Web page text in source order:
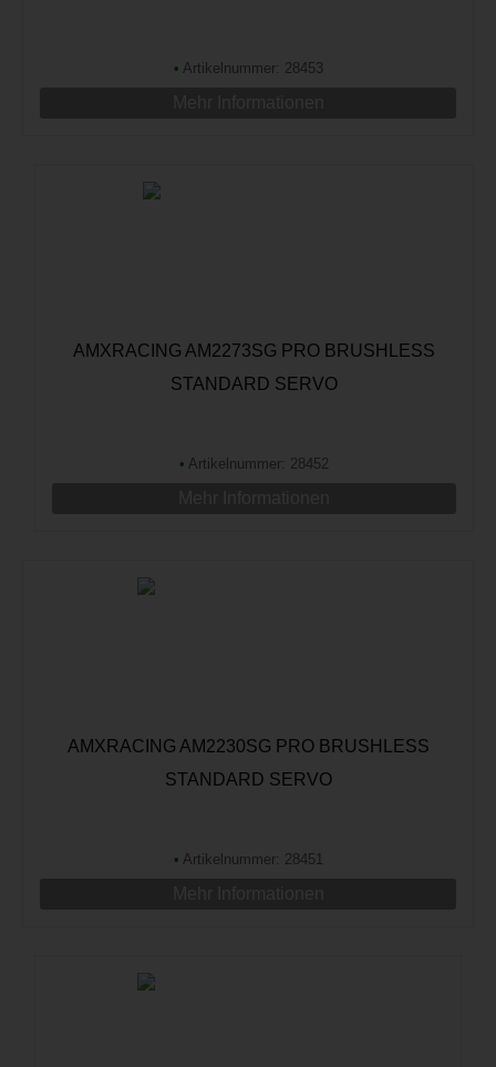
• Artikelnummer: 28453
AMXRACING AM2273SG PRO BRUSHLESS
STANDARD SERVO
• Artikelnummer: 28452
AMXRACING AM2230SG PRO BRUSHLESS
STANDARD SERVO
• Artikelnummer: 28451